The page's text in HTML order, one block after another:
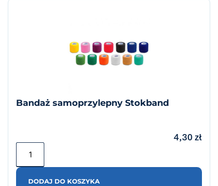
Bandaż samoprzylepny Stokband
4,30 zł
DODAJ DO KOSZYKA